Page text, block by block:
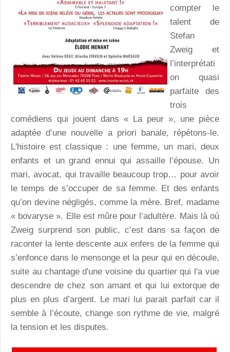
compter le
talent de
Stefan
Zweig et
l’interprétati
on quasi
parfaite des
trois
comédiens qui jouent dans « La peur », une pièce
adaptée d’une nouvelle a priori banale, répétons-le.
L'histoire est classique : une femme, un mari, deux
enfants et un grand ennui qui assaille l’épouse. Un
mari, avocat, qui travaille beaucoup trop… pour avoir
le temps de s’occuper de sa femme. Et des enfants
qu’on devine négligés, comme la mère. Bref, madame
« bovaryse ». Elle est mûre pour l’adultère. Mais là où
Zweig surprend son public, c’est dans sa façon de
raconter la lente descente aux enfers de la femme qui
s’enfonce dans le mensonge et la peur qui en découle,
suite au chantage d'une voisine du quartier qui l'a vue
descendre de chez son amant et qui lui extorque de
plus en plus d’argent. Le mari lui parait parfait car il
semble à l’écoute, change son rythme de vie, malgré
la tension et les disputes.